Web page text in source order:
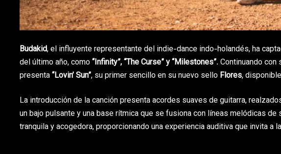
Budakid, el influyente representante del indie-dance indo-holandés, ha
del último año, como“Infinity”, “The Curse” y “Milestones”. Continuando
presenta“Lovin’ Sun”, su primer sencillo en su nuevo sello Flores,
La introducción de la canción presenta acordes suaves de guitarra,
un bajo pulsante y una base rítmica que se fusiona con líneas melódicas
tranquila y acogedora, proporcionando una experiencia auditiva que invita a